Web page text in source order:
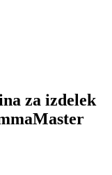
za izdelek